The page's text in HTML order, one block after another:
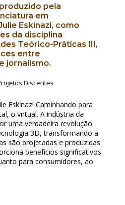
pela
em
Eskinazi, como
da disciplina
Teórico-Práticas III,
entre
jornalismo.
Discentes
Eskinazi Caminhando para
o virtual. A indústria da
uma verdadeira revolução
3D, transformando a
são projetadas e produzidas.
benefícios significativos
para consumidores, ao